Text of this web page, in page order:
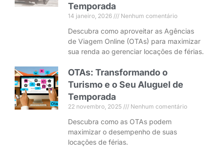
Temporada
14 janeiro, 2026 Nenhum comentário
Descubra como aproveitar as Agências
de Viagem Online (OTAs) para maximizar
sua renda ao gerenciar locações de férias.
OTAs: Transformando o
Turismo e o Seu Aluguel de
Temporada
22 novembro, 2025 Nenhum comentário
Descubra como as OTAs podem
maximizar o desempenho de suas
locações de férias.